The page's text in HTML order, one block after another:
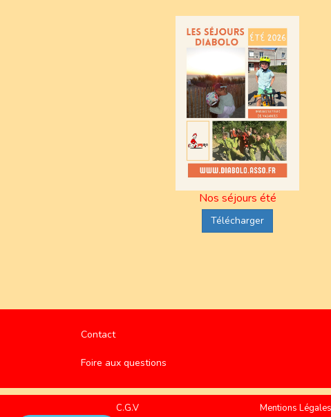
Nos séjours été
Télécharger
Contact
Foire aux questions
C.G.V Mentions Légales